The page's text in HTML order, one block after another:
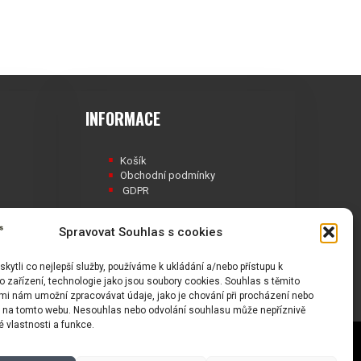
Spravovat Souhlas s cookies
co nejlepší služby, používáme k ukládání a/nebo přístupu k
zařízení, technologie jako jsou soubory cookies. Souhlas s těmito
nám umožní zpracovávat údaje, jako je chování při procházení nebo
na tomto webu. Nesouhlas nebo odvolání souhlasu může nepříznivě
vlastnosti a funkce.
INFORMACE
Košík
Obchodní podmínky
GDPR